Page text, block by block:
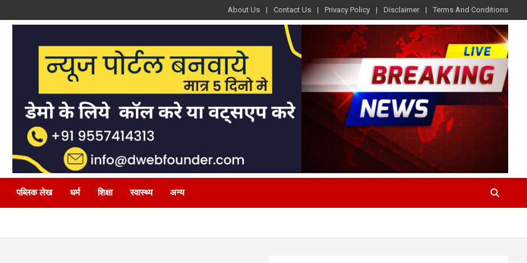
About Us Contact Us Privacy Policy Disclaimer Terms And Conditions
पब्लिक लेख धर्म शिक्षा स्वास्थ्य अन्य